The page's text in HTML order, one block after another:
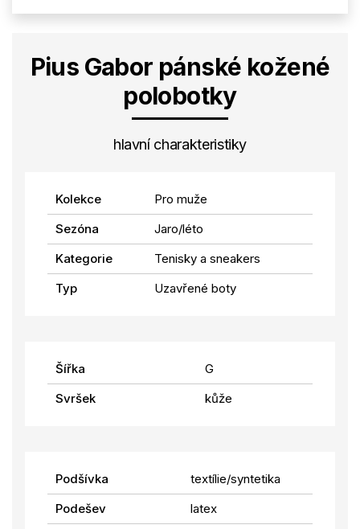
Pius Gabor pánské kožené
polobotky
hlavní charakteristiky
Kolekce
Pro muže
Sezóna
Jaro/léto
Kategorie
Tenisky a sneakers
Typ
Uzavřené boty
Šířka
G
Svršek
kůže
Podšívka
textílie/syntetika
Podešev
latex